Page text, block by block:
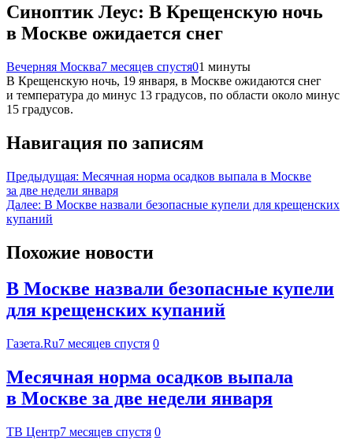
Синоптик Леус: В Крещенскую ночь
в Москве ожидается снег
Вечерняя Москва7 месяцев спустя01 минуты
В Крещенскую ночь, 19 января, в Москве ожидаются снег
и температура до минус 13 градусов, по области около минус
15 градусов.
Навигация по записям
Предыдущая: Месячная норма осадков выпала в Москве
за две недели января
Далее: В Москве назвали безопасные купели для крещенских
купаний
Похожие новости
В Москве назвали безопасные купели
для крещенских купаний
Газета.Ru7 месяцев спустя 0
Месячная норма осадков выпала
в Москве за две недели января
ТВ Центр7 месяцев спустя 0